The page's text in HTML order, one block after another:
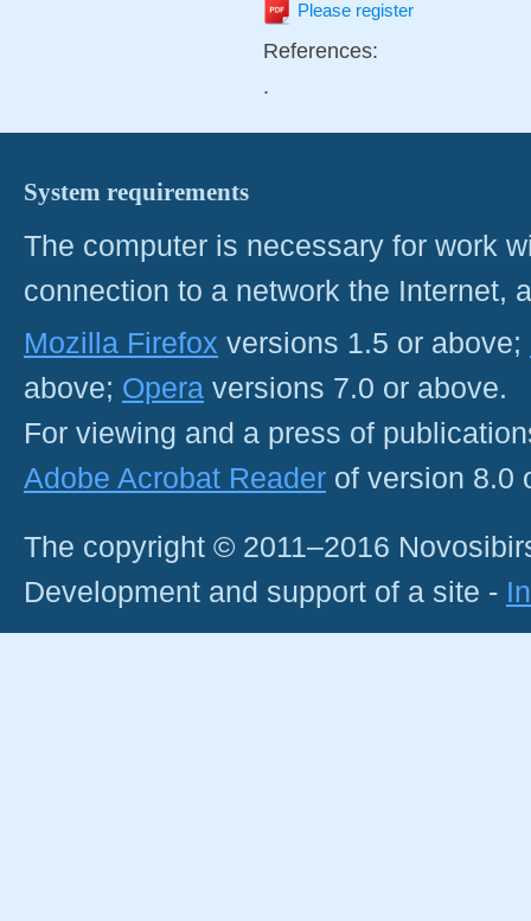
Please register
References:
.
System requirements
The computer is necessary for work
connection to a network the Internet,
Mozilla Firefox versions 1.5 or above;
above; Opera versions 7.0 or above.
For viewing and a press of
Adobe Acrobat Reader of version 8.0
The copyright © 2011–2016
Development and support of a site -